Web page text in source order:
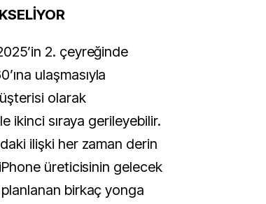
2. çeyreğinde
ulaşmasıyla
olarak
ikinci sıraya gerileyebilir.
ilişki her zaman derin
üreticisinin gelecek
birkaç yonga